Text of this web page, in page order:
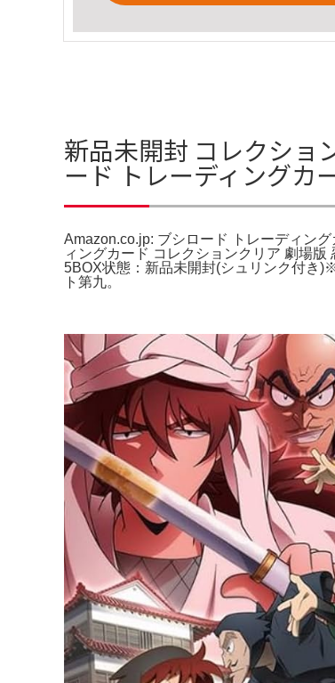
新品未開封 コレクショ
ード トレーディングカ
Amazon.co.jp: ブシロード トレーディン
ィングカード コレクションクリア 劇場
5BOX状態：新品未開封(シュリンク付き
ト第九。